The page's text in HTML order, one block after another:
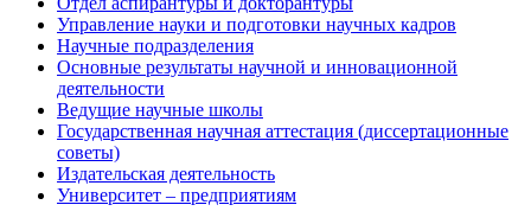
Управление науки и подготовки научных кадров
Научные подразделения
Основные результаты научной и инновационной
деятельности
Ведущие научные школы
Государственная научная аттестация (диссертационные
советы)
Издательская деятельность
Университет – предприятиям